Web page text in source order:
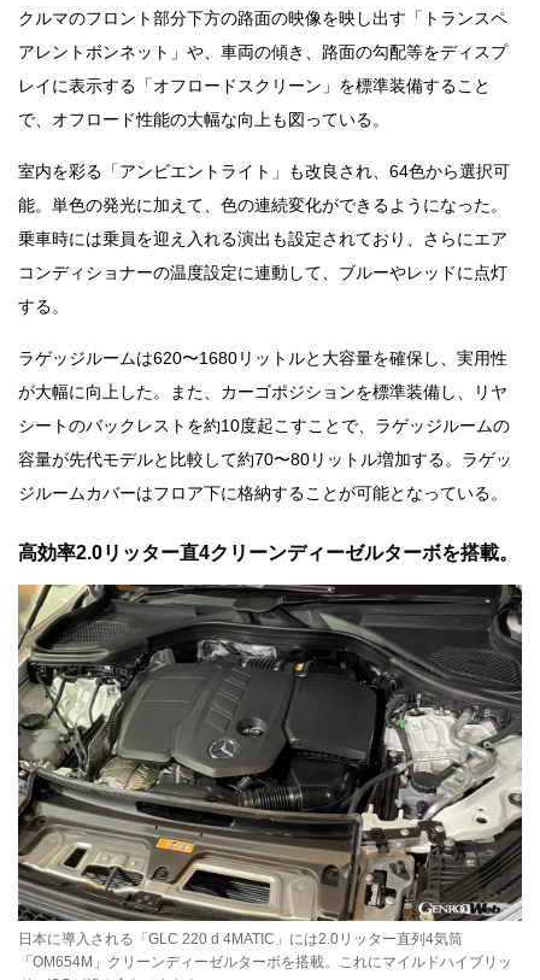
クルマのフロント部分下方の路面の映像を映し出す「トランスペ
アレントボンネット」や、車両の傾き、路面の勾配等をディスプ
レイに表示する「オフロードスクリーン」を標準装備すること
で、オフロード性能の大幅な向上も図っている。
室内を彩る「アンビエントライト」も改良され、64色から選択可
能。単色の発光に加えて、色の連続変化ができるようになった。
乗車時には乗員を迎え入れる演出も設定されており、さらにエア
コンディショナーの温度設定に連動して、ブルーやレッドに点灯
する。
ラゲッジルームは620〜1680リットルと大容量を確保し、実用性
が大幅に向上した。また、カーゴポジションを標準装備し、リヤ
シートのバックレストを約10度起こすことで、ラゲッジルームの
容量が先代モデルと比較して約70〜80リットル増加する。ラゲッ
ジルームカバーはフロア下に格納することが可能となっている。
高効率2.0リッター直4クリーンディーゼルターボを搭載。
日本に導入される「GLC 220 d 4MATIC」には2.0リッター直列4気筒
「OM654M」クリーンディーゼルターボを搭載。これにマイルドハイブリッ